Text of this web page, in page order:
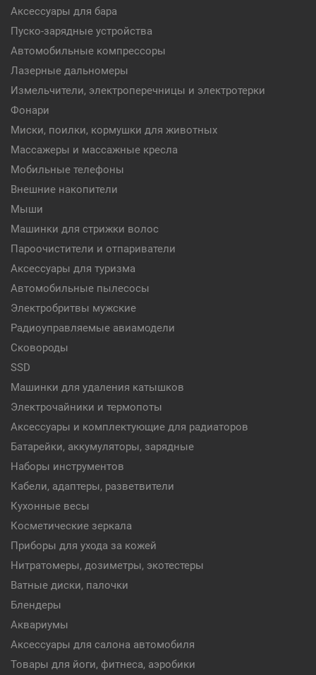
Аксессуары для бара
Пуско-зарядные устройства
Автомобильные компрессоры
Лазерные дальномеры
Измельчители, электроперечницы и электротерки
Фонари
Миски, поилки, кормушки для животных
Массажеры и массажные кресла
Мобильные телефоны
Внешние накопители
Мыши
Машинки для стрижки волос
Пароочистители и отпариватели
Аксессуары для туризма
Автомобильные пылесосы
Электробритвы мужские
Радиоуправляемые авиамодели
Сковороды
SSD
Машинки для удаления катышков
Электрочайники и термопоты
Аксессуары и комплектующие для радиаторов
Батарейки, аккумуляторы, зарядные
Наборы инструментов
Кабели, адаптеры, разветвители
Кухонные весы
Косметические зеркала
Приборы для ухода за кожей
Нитратомеры, дозиметры, экотестеры
Ватные диски, палочки
Блендеры
Аквариумы
Аксессуары для салона автомобиля
Товары для йоги, фитнеса, аэробики